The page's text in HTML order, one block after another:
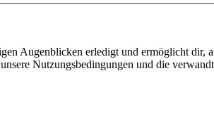
Augenblicken erledigt und ermöglicht
Nutzungsbedingungen und die